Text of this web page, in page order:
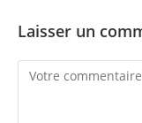
Laisser un